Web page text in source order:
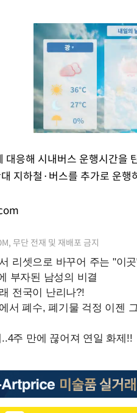
대응해 시내버스 운행시간을
지하철·버스를 추가로 운
무단 전재 및 재배포 금지